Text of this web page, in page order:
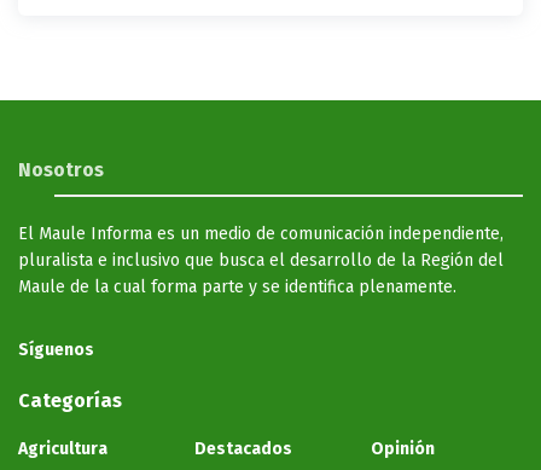
Nosotros
El Maule Informa es un medio de comunicación independiente,
pluralista e inclusivo que busca el desarrollo de la Región del
Maule de la cual forma parte y se identifica plenamente.
Síguenos
Categorías
Agricultura
Destacados
Opinión